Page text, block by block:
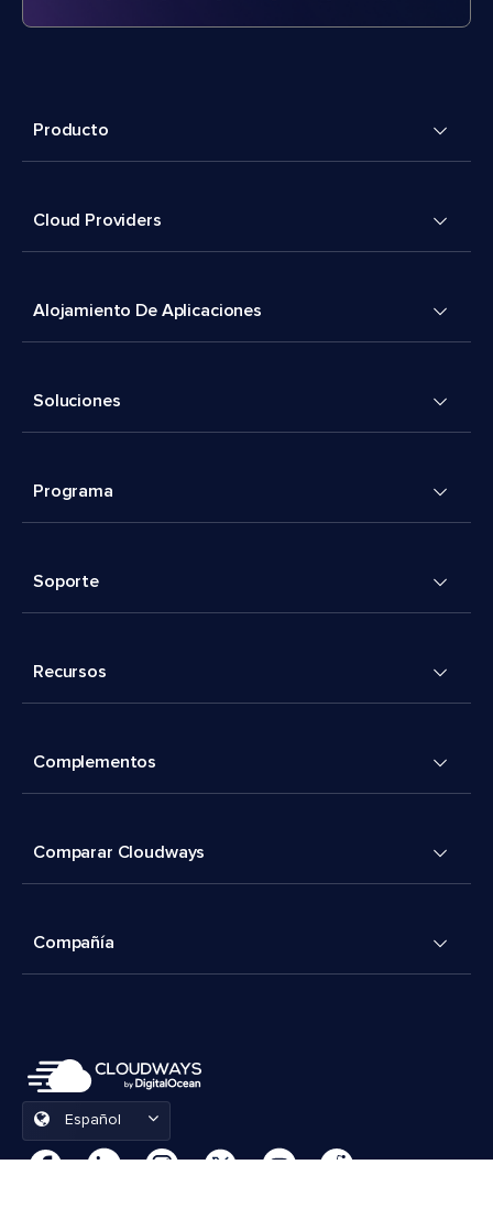
Producto
Cloud Providers
Alojamiento De Aplicaciones
Soluciones
Programa
Soporte
Recursos
Complementos
Comparar Cloudways
Compañía
Español